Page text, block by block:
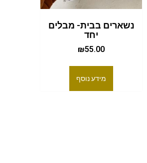
נשארים בבית- מבלים
יחד
₪55.00
מידע נוסף